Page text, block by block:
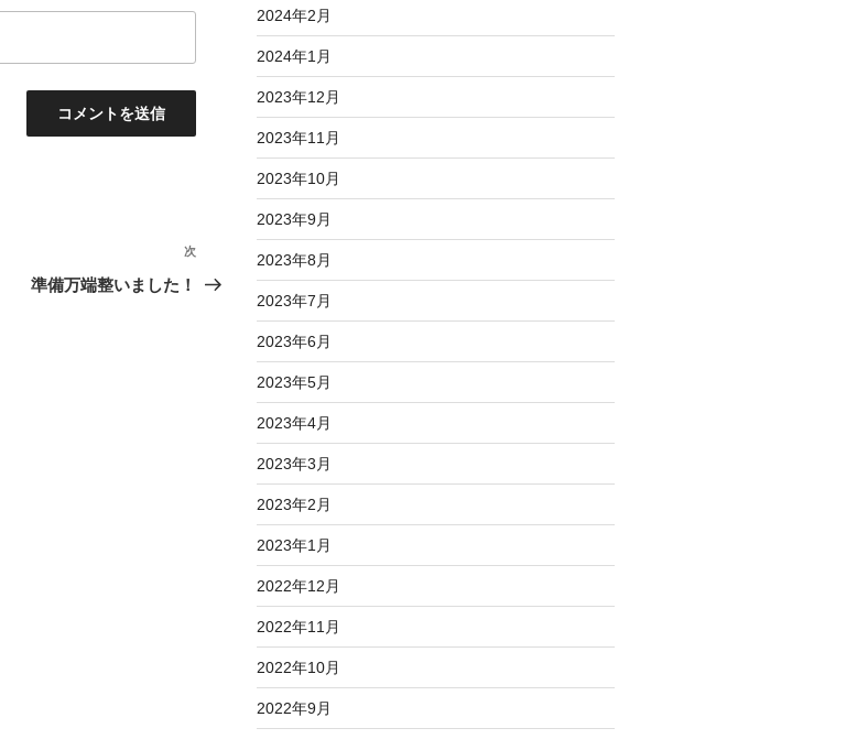
次
の
次
準備万端整いました！
2024年2月
2024年1月
2023年12月
2023年11月
2023年10月
2023年9月
2023年8月
2023年7月
2023年6月
2023年5月
2023年4月
2023年3月
2023年2月
2023年1月
2022年12月
2022年11月
2022年10月
2022年9月